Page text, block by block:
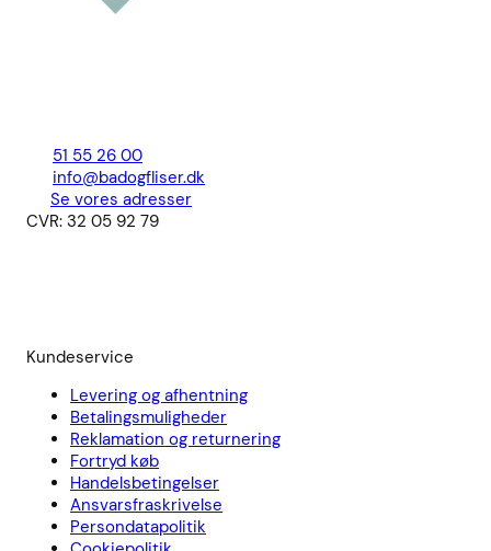
51 55 26 00
info@badogfliser.dk
Se vores adresser
CVR: 32 05 92 79
Kundeservice
Levering og afhentning
Betalingsmuligheder
Reklamation og returnering
Fortryd køb
Handelsbetingelser
Ansvarsfraskrivelse
Persondatapolitik